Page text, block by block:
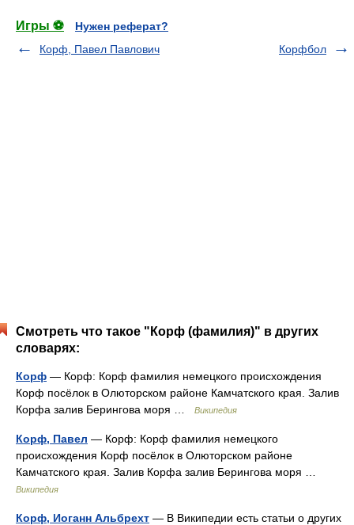
Игры ⚽
Нужен реферат?
Корф, Павел Павлович
Корфбол
Смотреть что такое "Корф (фамилия)" в других
словарях:
Корф — Корф: Корф фамилия немецкого происхождения
Корф посёлок в Олюторском районе Камчатского края. Залив
Корфа залив Берингова моря …
Википедия
Корф, Павел — Корф: Корф фамилия немецкого
происхождения Корф посёлок в Олюторском районе
Камчатского края. Залив Корфа залив Берингова моря …
Википедия
Корф, Иоганн Альбрехт — В Википедии есть статьи о других